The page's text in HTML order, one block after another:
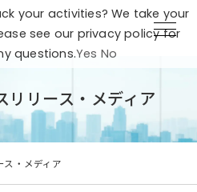
リリース・メディア
ス・メディア
your activities? We take your
see our privacy policy for
questions.Yes No